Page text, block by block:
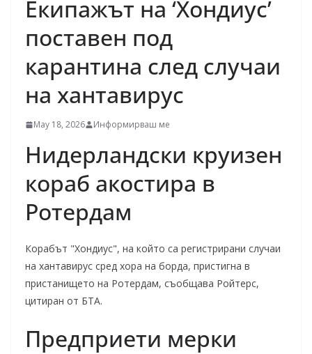
Екипажът на ‘Хондиус’
поставен под
карантина след случаи
на хантавирус
May 18, 2026 Информирваш ме
Нидерландски круизен
кораб акостира в
Ротердам
Корабът "Хондиус", на който са регистрирани случаи
на хантавирус сред хора на борда, пристигна в
пристанището на Ротердам, съобщава Ройтерс,
цитиран от БТА.
Предприети мерки